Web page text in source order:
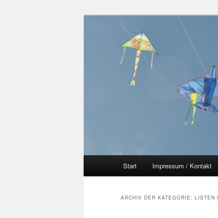
Zum primären Inhalt springen
Zum sekundären Inhalt
Start Impressum / Kontakt
ARCHIV DER KATEGORIE: LISTEN